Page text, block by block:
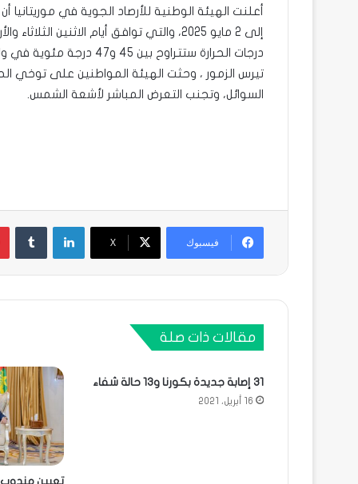
إلى 2 مايو 2025، والتي توافق أيام
درجات الحرارة ستتراوح
تيرس الزمور ، وحثت الهيئة المواطنين على توخي
السوائل، وتجنب التعرض المباشر لأشعة الشمس.
فيسبوك X
لينكدإن
مقالات ذات صلة
31 إصابة جديدة بكورنا و13 حالة شفاء
16 أبريل، 2021
تعيين